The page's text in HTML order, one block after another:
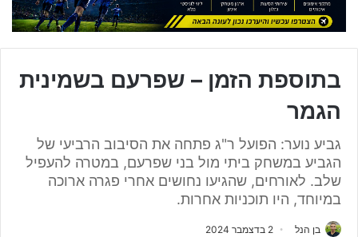
בתוספת הזמן – שפרעם בשמינית
הגמר
גביע נוער: הפועל ר"ג פתחה את הסיבוב הרביעי של
הגביע במשחק ביתי מול בני שפרעם, במטרה להעפיל
שלב. לאורחים, שהגיעו נחושים אחרי פגרה ארוכה
במיוחד, היו תוכניות אחרות.
בן הנל 2 בדצמבר 2024